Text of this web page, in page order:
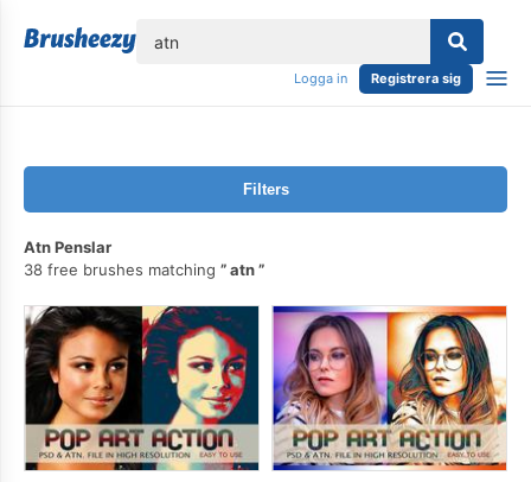
Logga in Registrera sig
Filters
Atn Penslar
38 free brushes matching
atn